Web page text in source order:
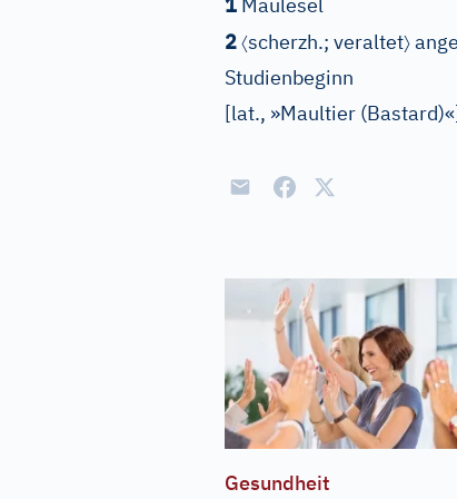
2〈scherzh.; veraltet〉
Studienbeginn
[lat., »Maultier (Bastard)«
Gesundheit